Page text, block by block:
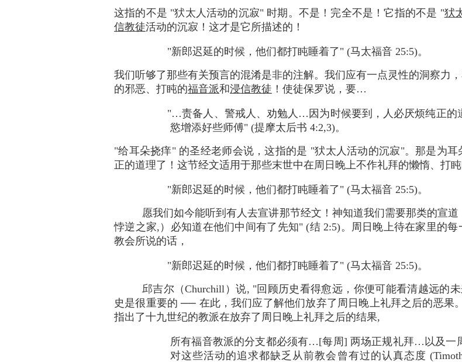
这指的不是 "犾太人活动的沉寂" 时期。不是！完全不是！它指的不是 "犾
信教徒活动的沉寂！这才是它所描述的！
"新郎迟延的时候，他们都打盹睡着了" (马太福音 25:5)。
我们听够了那些有关预言的混淆是非的注解。我们应有一点灵性的洞察力
的邪恶、打盹的福音派和浸信教徒 ！使徒保罗说，要…
"…责备人、警戒人、劝勉人…因为时候要到，人必厌烦纯正的
慾增添好些师傅" (提摩太后书 4:2,3)。
"给耳朵挠痒" 的圣经老师会说，这指的是 "犾太人活动的沉寂"。那是为
正的道理了！这节经文适用于那些末世中在周日晚上不作礼拜的懒惰、打
"新郎迟延的时候，他们都打盹睡着了" (马太福音 25:5)。
愿我们如今能听到有人去宣讲那节经文！神知道我们需要那类的宣
悖逆之家,）必知道在他们中间有了先知" (结 2:5)。周日晚上待在家里的
教会所说的话，
"新郎迟延的时候，他们都打盹睡着了" (马太福音 25:5)。
邱吉尔（Churchill）说, "回顾历史看得愈远，你便可能看清越远的
史是很重要的 ── 在此，我们应了解他们放弃了周日晚上礼拜之后的恶果
指出了十九世纪的教派在放弃了周日晚上礼拜之后的结果,
所有福音教派的分支都必须有…[每周] 两场正规礼拜…以及一
对这些活动的追求都缺乏从前教会曾有过的认真态度